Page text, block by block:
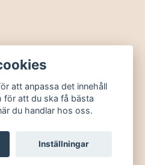
att anpassa det innehåll
för att du ska få bästa
du handlar hos oss.
Inställningar